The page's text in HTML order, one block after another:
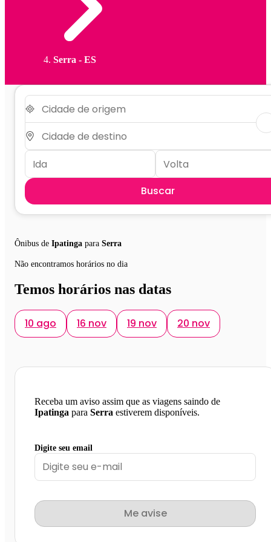
Serra - ES
Buscar
Ônibus de Ipatinga para Serra
Não encontramos horários no dia
Temos horários nas datas
10 ago 16 nov 19 nov 20 nov
Receba um aviso assim que as viagens saindo de
Ipatinga para Serra estiverem disponíveis.
Digite seu email
Me avise